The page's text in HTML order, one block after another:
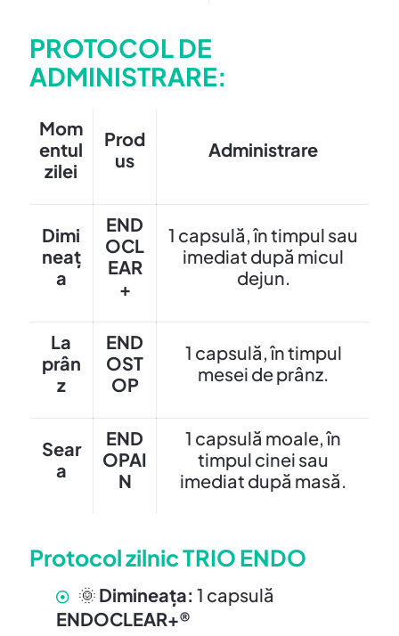
PROTOCOL DE
ADMINISTRARE:
Mom
entul
zilei
Prod
us
Administrare
Dimi
neaț
a
END
OCL
EAR
+
1 capsulă, în timpul sau
imediat după micul
dejun.
La
prân
z
END
OST
OP
1 capsulă, în timpul
mesei de prânz.
Sear
a
END
OPAI
N
1 capsulă moale, în
timpul cinei sau
imediat după masă.
Protocol zilnic TRIO ENDO
🌞 Dimineața: 1 capsulă
ENDOCLEAR+®